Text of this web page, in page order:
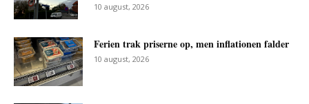
10 august, 2026
Ferien trak priserne op, men inflationen falder
10 august, 2026